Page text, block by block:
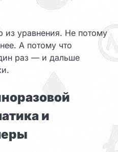
из уравнения. Не потому
А потому что
раз — и дальше
и